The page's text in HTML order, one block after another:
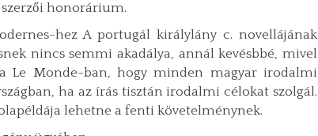
honorárium.
hez A portugál királylány c. novellájának
nincs semmi akadálya, annál kevésbbé, mivel
Le Monde-ban, hogy minden magyar irodalmi
ha az írás tisztán irodalmi célokat szolgál.
lehetne a fenti követelménynek.